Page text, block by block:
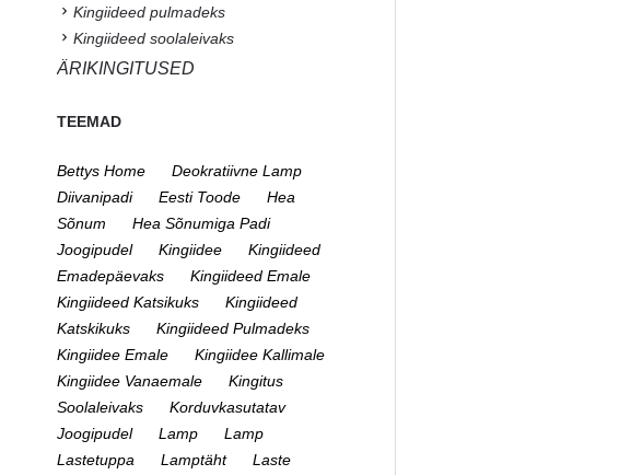
Kingiideed pulmadeks
Kingiideed soolaleivaks
ÄRIKINGITUSED
TEEMAD
Bettys Home
Deokratiivne Lamp
Diivanipadi
Eesti Toode
Hea
Sõnum
Hea Sõnumiga Padi
Joogipudel
Kingiidee
Kingiideed
Emadepäevaks
Kingiideed Emale
Kingiideed Katsikuks
Kingiideed
Katskikuks
Kingiideed Pulmadeks
Kingiidee Emale
Kingiidee Kallimale
Kingiidee Vanaemale
Kingitus
Soolaleivaks
Korduvkasutatav
Joogipudel
Lamp
Lamp
Lastetuppa
Lamptäht
Laste